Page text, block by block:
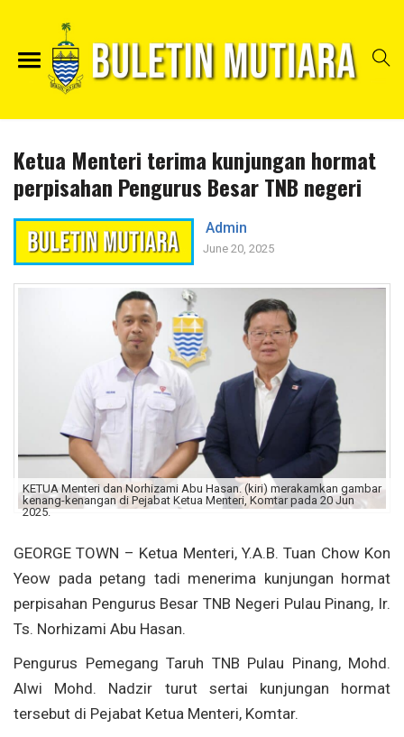
Ketua Menteri terima kunjungan hormat
perpisahan Pengurus Besar TNB negeri
Admin
June 20, 2025
KETUA Menteri dan Norhizami Abu Hasan. (kiri) merakamkan gambar
kenang-kenangan di Pejabat Ketua Menteri, Komtar pada 20 Jun
2025.
GEORGE TOWN – Ketua Menteri, Y.A.B. Tuan Chow Kon
Yeow pada petang tadi menerima kunjungan hormat
perpisahan Pengurus Besar TNB Negeri Pulau Pinang, Ir.
Ts. Norhizami Abu Hasan.
Pengurus Pemegang Taruh TNB Pulau Pinang, Mohd.
Alwi Mohd. Nadzir turut sertai kunjungan hormat
tersebut di Pejabat Ketua Menteri, Komtar.